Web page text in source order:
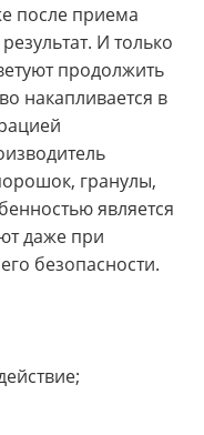
после приема
И только
продолжить
накапливается в
гранулы,
является
даже при
безопасности.